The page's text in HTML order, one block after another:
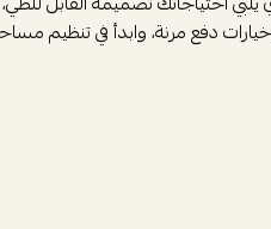
دفع مرنة، وابدأ في تنظيم